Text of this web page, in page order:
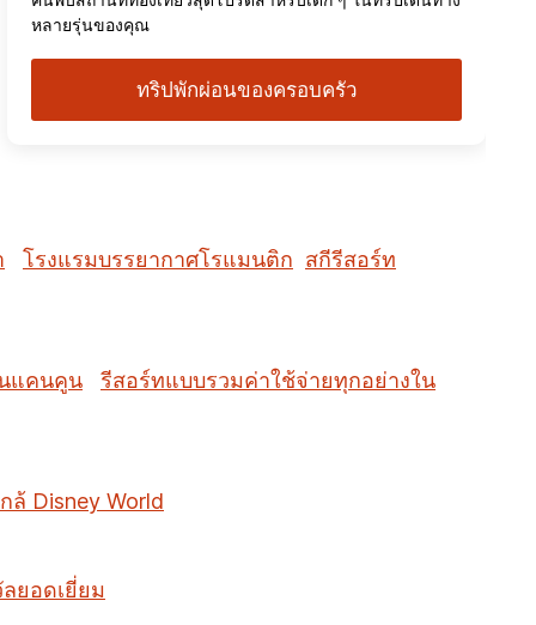
หลายรุ่นของคุณ
ทริปพักผ่อนของครอบครัว
โรงแรมบรรยากาศโรแมนติก สกีรีสอร์ท
แคนคูน
รีสอร์ทแบบรวมค่าใช้จ่ายทุกอย่างใน
ล้ Disney World
ยอดเยี่ยม